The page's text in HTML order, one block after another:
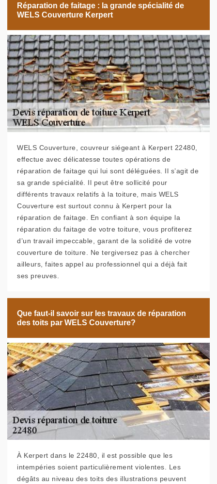
Réparation de faitage : la grande spécialité de
WELS Couverture Kerpert
WELS Couverture, couvreur siégeant à Kerpert 22480,
effectue avec délicatesse toutes opérations de
réparation de faitage qui lui sont déléguées. Il s’agit de
sa grande spécialité. Il peut être sollicité pour
différents travaux relatifs à la toiture, mais WELS
Couverture est surtout connu à Kerpert pour la
réparation de faitage. En confiant à son équipe la
réparation du faitage de votre toiture, vous profiterez
d’un travail impeccable, garant de la solidité de votre
couverture de toiture. Ne tergiversez pas à chercher
ailleurs, faites appel au professionnel qui a déjà fait
ses preuves.
Que faut-il savoir sur les travaux de réparation
des toits par WELS Couverture?
À Kerpert dans le 22480, il est possible que les
intempéries soient particulièrement violentes. Les
dégâts au niveau des toits des illustrations peuvent